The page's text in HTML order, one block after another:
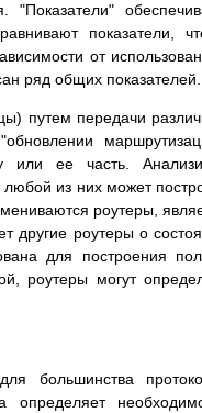
показатели,
от
ряд общих показателей.
путем передачи
или ее часть.
из них может
роутеры,
другие роутеры о
для построения
роутеры могут
большинства
определяет